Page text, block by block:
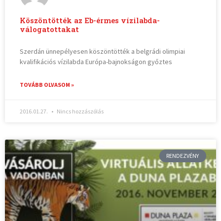
Köszöntötték az Eb-érmes vízilabda-
válogatottakat
Szerdán ünnepélyesen köszöntötték a belgrádi olimpiai
kvalifikációs vízilabda Európa-bajnokságon győztes
TOVÁBB OLVASOM »
2016.01.27. Nincs hozzászólás
RENDEZVÉNY